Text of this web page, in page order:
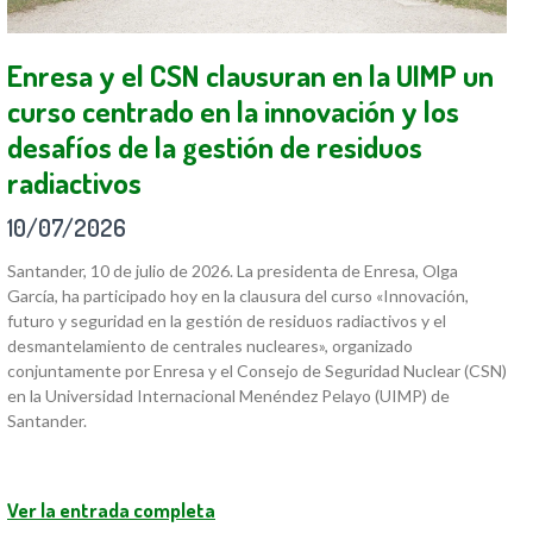
Enresa y el CSN clausuran en la UIMP un
curso centrado en la innovación y los
desafíos de la gestión de residuos
radiactivos
10/07/2026
Santander, 10 de julio de 2026. La presidenta de Enresa, Olga
García, ha participado hoy en la clausura del curso «Innovación,
futuro y seguridad en la gestión de residuos radiactivos y el
desmantelamiento de centrales nucleares», organizado
conjuntamente por Enresa y el Consejo de Seguridad Nuclear (CSN)
en la Universidad Internacional Menéndez Pelayo (UIMP) de
Santander.
Ver la entrada completa